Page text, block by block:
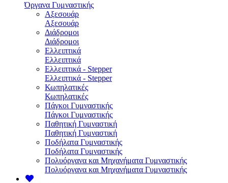
Όργανα Γυμναστικής
Αξεσουάρ
Αξεσουάρ
Διάδρομοι
Διάδρομοι
Ελλειπτικά
Ελλειπτικά
Ελλειπτικά - Stepper
Ελλειπτικά - Stepper
Κωπηλατικές
Κωπηλατικές
Πάγκοι Γυμναστικής
Πάγκοι Γυμναστικής
Παθητική Γυμναστική
Παθητική Γυμναστική
Ποδήλατα Γυμναστικής
Ποδήλατα Γυμναστικής
Πολυόργανα και Μηχανήματα Γυμναστικής
Πολυόργανα και Μηχανήματα Γυμναστικής